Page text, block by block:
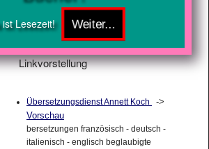
ist Lesezeit!
Linkvorstellung
Übersetzungsdienst Annett Koch
->
Vorschau
bersetzungen französisch - deutsch -
italienisch - englisch beglaubigte